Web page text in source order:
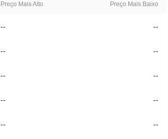
Preço Mais Alto Preço Mais Baixo
-- --
-- --
-- --
-- --
-- --